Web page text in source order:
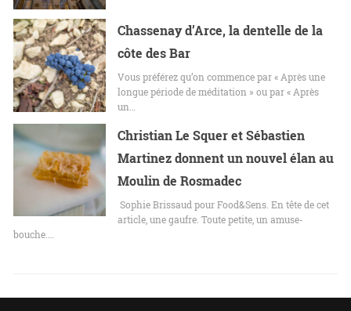
Chassenay d’Arce, la dentelle de la
côte des Bar
Vous préférez qu’on commence par « Après une
longue période de méditation » ou par « Après
un…
Christian Le Squer et Sébastien
Martinez donnent un nouvel élan au
Moulin de Rosmadec
Sophie Brissaud pour Food&Sens. En tête de cet
article, une gaufre. Toute petite, un amuse-
bouche.…